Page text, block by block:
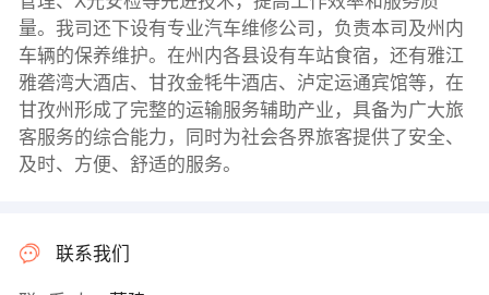
量。我司还下设有专业汽车维修公司，负责本司及州内
车辆的保养维护。在州内各县设有车站食宿，还有雅江
雅砻湾大酒店、甘孜金牦牛酒店、泸定运通宾馆等，在
甘孜州形成了完整的运输服务辅助产业，具备为广大旅
客服务的综合能力，同时为社会各界旅客提供了安全、
及时、方便、舒适的服务。
联系我们